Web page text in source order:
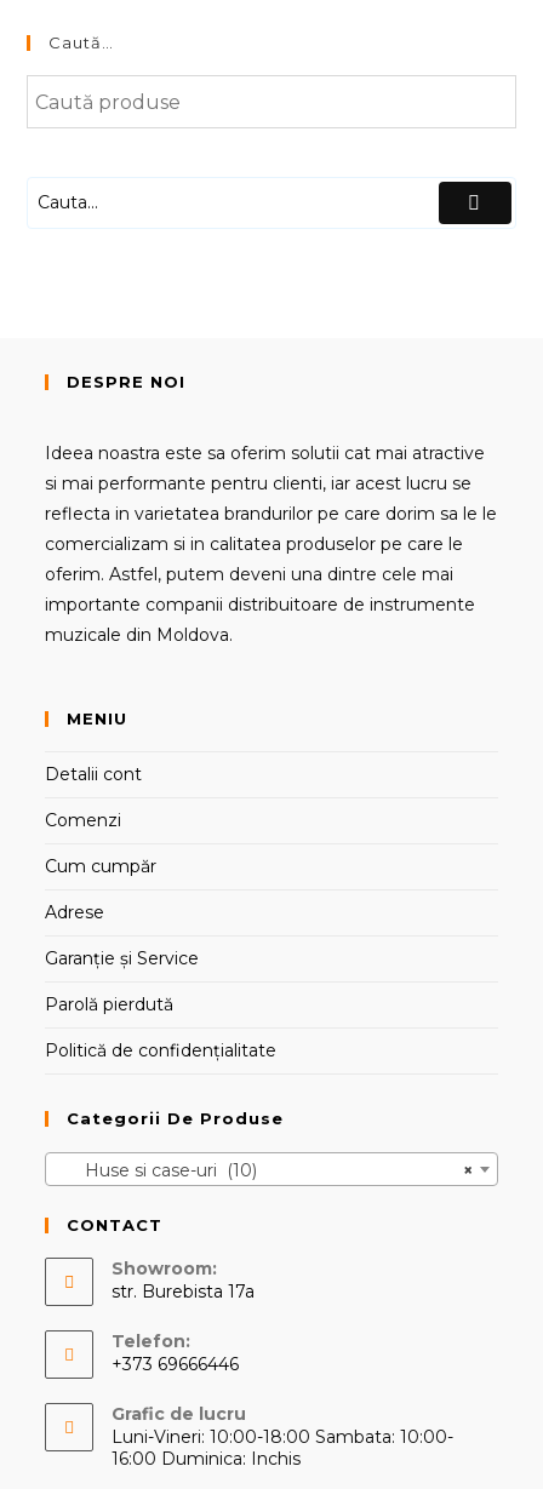
Caută…
DESPRE NOI
Ideea noastra este sa oferim solutii cat mai atractive
si mai performante pentru clienti, iar acest lucru se
reflecta in varietatea brandurilor pe care dorim sa le le
comercializam si in calitatea produselor pe care le
oferim. Astfel, putem deveni una dintre cele mai
importante companii distribuitoare de instrumente
muzicale din Moldova.
MENIU
Detalii cont
Comenzi
Cum cumpăr
Adrese
Garanție și Service
Parolă pierdută
Politică de confidențialitate
Categorii De Produse
×
Huse si case-uri (10)
CONTACT
Showroom:
str. Burebista 17a
Telefon:
+373 69666446
in
your
Grafic de lucru
Luni-Vineri: 10:00-18:00 Sambata: 10:00-
16:00 Duminica: Inchis